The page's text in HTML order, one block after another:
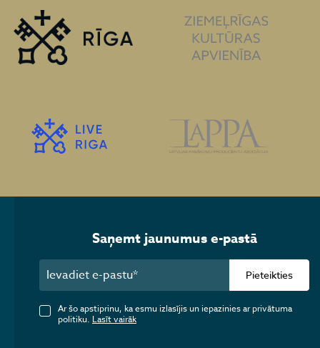
Saņemt jaunumus e-pastā
Pieteikties
Ar šo apstiprinu, ka esmu izlasījis un iepazinies ar privātuma
politiku. Lasīt vairāk